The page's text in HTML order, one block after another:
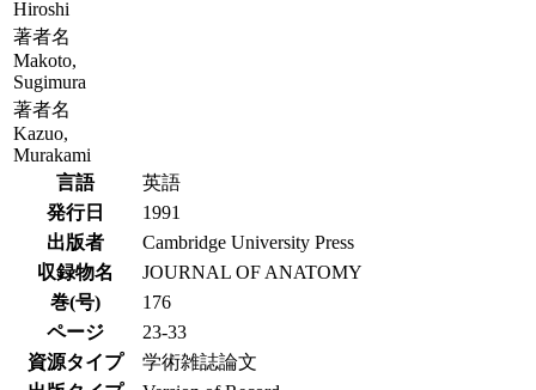
Hiroshi
著者名
Makoto,
Sugimura
著者名
Kazuo,
Murakami
言語
英語
発行日
1991
出版者
Cambridge University Press
収録物名
JOURNAL OF ANATOMY
巻(号)
176
ページ
23-33
資源タイプ
学術雑誌論文